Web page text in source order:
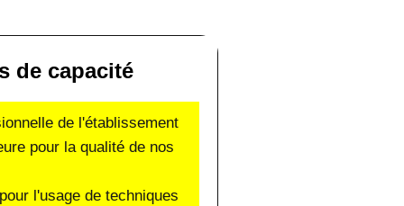
de capacité
de l'établissement
pour la qualité de nos
l'usage de techniques